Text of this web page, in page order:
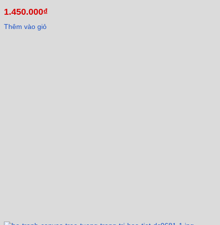
1.450.000₫
Thêm vào giỏ